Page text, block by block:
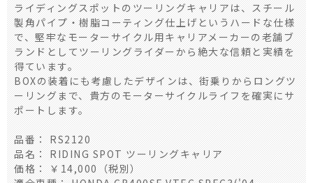
ライディングスポットのツーリングキャリアは、スチール
製角パイプ・樹脂コーティング仕上げというハードな仕様
で、堅牢なモーターサイクル用キャリアメーカーの老舗ブ
ランドとしてツーリングライダーから絶大な信頼と実績を
得ています。
BOXの装着にも考慮したデザインは、街乗りからロングツ
ーリングまで、貴方のモーターサイクルライフを確実にサ
ポートします。
品番： RS2120
品名： RIDING SPOT ツーリングキャリア
価格： ￥14,000（税別）